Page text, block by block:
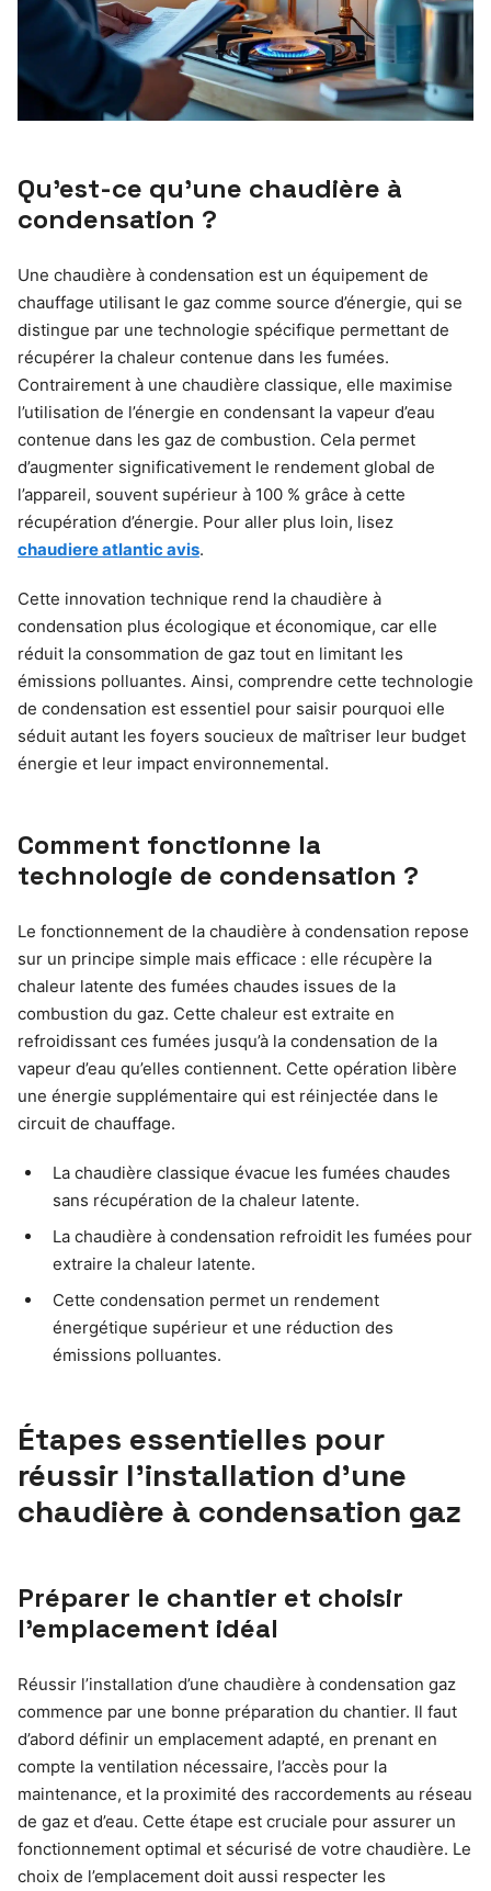
Qu’est-ce qu’une chaudière à
condensation ?
Une chaudière à condensation est un équipement de
chauffage utilisant le gaz comme source d’énergie, qui se
distingue par une technologie spécifique permettant de
récupérer la chaleur contenue dans les fumées.
Contrairement à une chaudière classique, elle maximise
l’utilisation de l’énergie en condensant la vapeur d’eau
contenue dans les gaz de combustion. Cela permet
d’augmenter significativement le rendement global de
l’appareil, souvent supérieur à 100 % grâce à cette
récupération d’énergie. Pour aller plus loin, lisez
chaudiere atlantic avis.
Cette innovation technique rend la chaudière à
condensation plus écologique et économique, car elle
réduit la consommation de gaz tout en limitant les
émissions polluantes. Ainsi, comprendre cette technologie
de condensation est essentiel pour saisir pourquoi elle
séduit autant les foyers soucieux de maîtriser leur budget
énergie et leur impact environnemental.
Comment fonctionne la
technologie de condensation ?
Le fonctionnement de la chaudière à condensation repose
sur un principe simple mais efficace : elle récupère la
chaleur latente des fumées chaudes issues de la
combustion du gaz. Cette chaleur est extraite en
refroidissant ces fumées jusqu’à la condensation de la
vapeur d’eau qu’elles contiennent. Cette opération libère
une énergie supplémentaire qui est réinjectée dans le
circuit de chauffage.
La chaudière classique évacue les fumées chaudes
sans récupération de la chaleur latente.
La chaudière à condensation refroidit les fumées pour
extraire la chaleur latente.
Cette condensation permet un rendement
énergétique supérieur et une réduction des
émissions polluantes.
Étapes essentielles pour
réussir l’installation d’une
chaudière à condensation gaz
Préparer le chantier et choisir
l’emplacement idéal
Réussir l’installation d’une chaudière à condensation gaz
commence par une bonne préparation du chantier. Il faut
d’abord définir un emplacement adapté, en prenant en
compte la ventilation nécessaire, l’accès pour la
maintenance, et la proximité des raccordements au réseau
de gaz et d’eau. Cette étape est cruciale pour assurer un
fonctionnement optimal et sécurisé de votre chaudière. Le
choix de l’emplacement doit aussi respecter les